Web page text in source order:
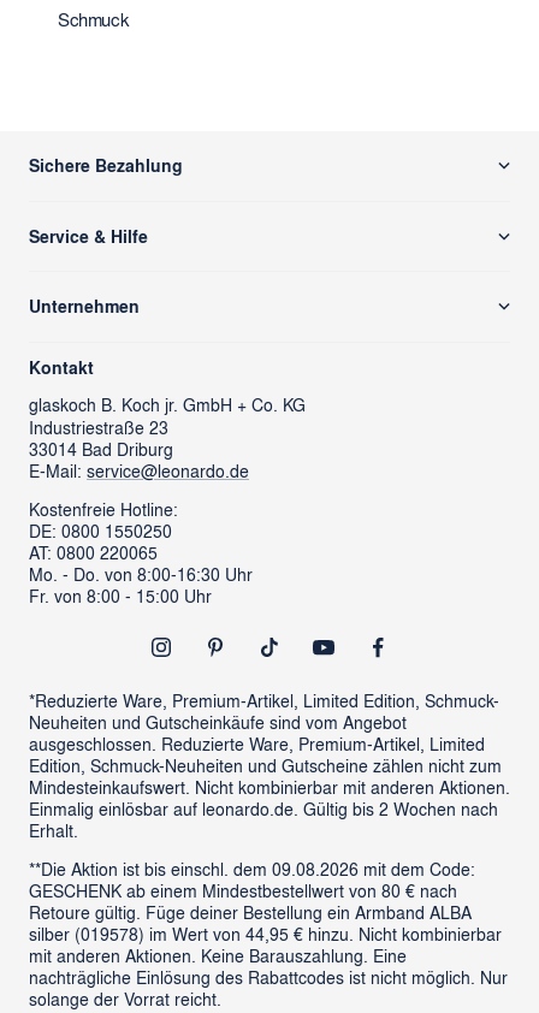
Schmuck
Sichere Bezahlung
Unternehmen
Über uns
LEONARDO News
Karriere
Verantwortung
ProSales Gastronomie
LIVING Möbel
Newsletter
Service & Hilfe
Kontaktformular
Ansprechpartner & Presse
LEONARDO Firmengeschenke
FAQs
Händlersuche
Retoure anmelden
Vertrag widerrufen
Kontakt
glaskoch B. Koch jr. GmbH + Co. KG
Industriestraße 23
33014 Bad Driburg
E-Mail: service@leonardo.de
Kostenfreie Hotline:
DE: 0800 1550250
AT: 0800 220065
Mo. - Do. von 8:00-16:30 Uhr
Fr. von 8:00 - 15:00 Uhr
*Reduzierte Ware, Premium-Artikel, Limited Edition, Schmuck-
Neuheiten und Gutscheinkäufe sind vom Angebot
ausgeschlossen. Reduzierte Ware, Premium-Artikel, Limited
Edition, Schmuck-Neuheiten und Gutscheine zählen nicht zum
Mindesteinkaufswert. Nicht kombinierbar mit anderen Aktionen.
Einmalig einlösbar auf leonardo.de. Gültig bis 2 Wochen nach
Erhalt.
**Die Aktion ist bis einschl. dem 09.08.2026 mit dem Code:
GESCHENK ab einem Mindestbestellwert von 80 € nach
Retoure gültig. Füge deiner Bestellung ein Armband ALBA
silber (019578) im Wert von 44,95 € hinzu. Nicht kombinierbar
mit anderen Aktionen. Keine Barauszahlung. Eine
nachträgliche Einlösung des Rabattcodes ist nicht möglich. Nur
solange der Vorrat reicht.